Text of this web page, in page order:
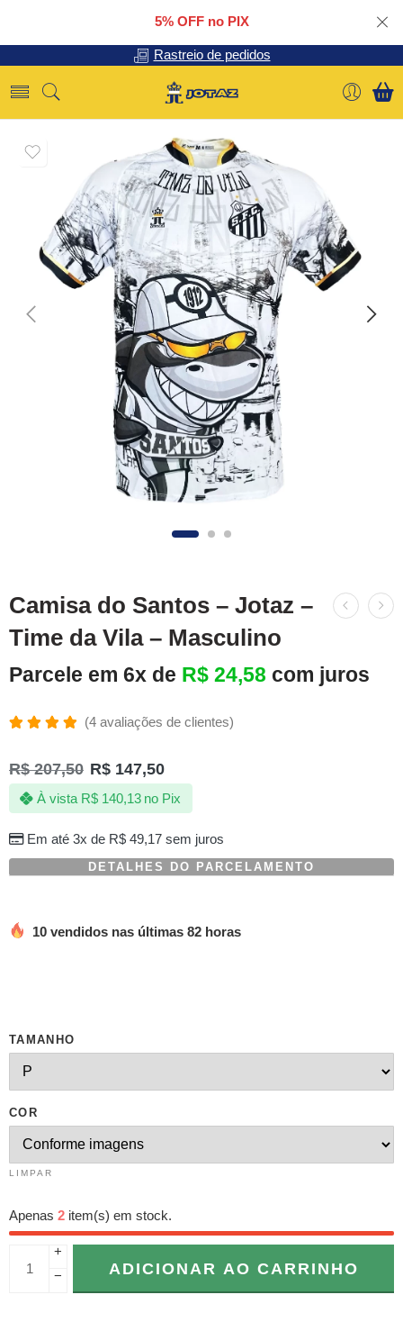
5% OFF no PIX
Rastreio de pedidos
Camisa do Santos – Jotaz –
Time da Vila – Masculino
Parcele em 6x de R$ 24,58 com juros
5.00de 5,
com
baseado
em
de
clientes
(4avaliações de clientes)
R$207,50 R$ 147,50
Em até 3x de R$49,17sem juros
À vista R$140,13 no Pix
DETALHES DO PARCELAMENTO
10 vendidos nas últimas 82 horas
TAMANHO
COR
LIMPAR
Apenas 2 item(s) em stock.
+
−
ADICIONAR AO CARRINHO